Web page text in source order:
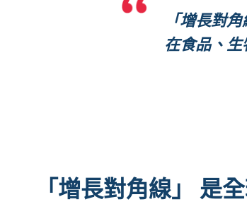
「增長對
在食品、
「增長對角線」 是